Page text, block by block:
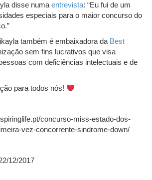
disse numa entrevista: “Eu fui de um
especiais para o maior concurso do
também é embaixadora da Best
sem fins lucrativos que visa
com deficiências intelectuais e de
para todos nós!
concurso-miss-estado-dos-
vez-concorrente-sindrome-down/
12/2017